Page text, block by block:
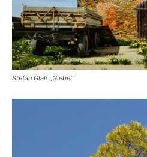
Stefan Glaß „Giebel“